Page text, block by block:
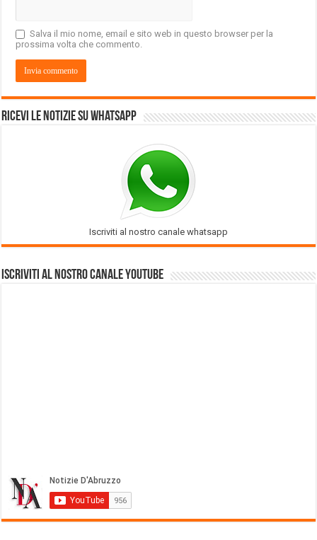
Salva il mio nome, email e sito web in questo browser per la
prossima volta che commento.
Ricevi le notizie su Whatsapp
Iscriviti al nostro canale whatsapp
Iscriviti al nostro Canale Youtube